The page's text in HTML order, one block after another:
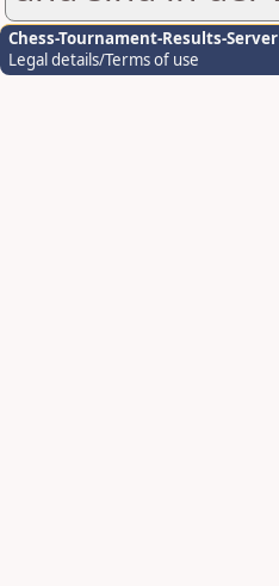
Chess-Tournament-Results-Server
Legal details/Terms of use